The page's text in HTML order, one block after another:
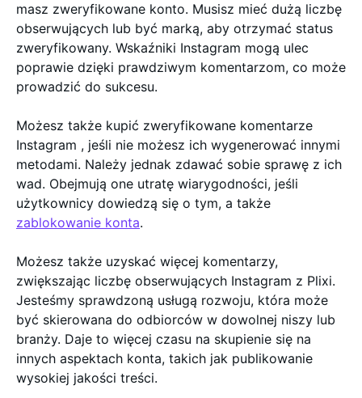
masz zweryfikowane konto. Musisz mieć dużą liczbę
obserwujących lub być marką, aby otrzymać status
zweryfikowany. Wskaźniki Instagram mogą ulec
poprawie dzięki prawdziwym komentarzom, co może
prowadzić do sukcesu.
Możesz także kupić zweryfikowane komentarze
Instagram , jeśli nie możesz ich wygenerować innymi
metodami. Należy jednak zdawać sobie sprawę z ich
wad. Obejmują one utratę wiarygodności, jeśli
użytkownicy dowiedzą się o tym, a także
zablokowanie konta.
Możesz także uzyskać więcej komentarzy,
zwiększając liczbę obserwujących Instagram z Plixi.
Jesteśmy sprawdzoną usługą rozwoju, która może
być skierowana do odbiorców w dowolnej niszy lub
branży. Daje to więcej czasu na skupienie się na
innych aspektach konta, takich jak publikowanie
wysokiej jakości treści.